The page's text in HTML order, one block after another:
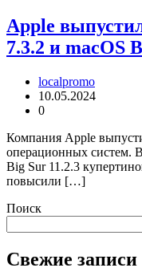
Apple
7.3.2 и macOS
localpromo
10.05.2024
0
Компания Apple
операционных систем.
Big Sur 11.2.3
повысили […]
Поиск
Свежие записи